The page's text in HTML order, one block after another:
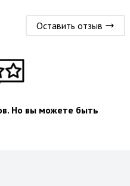
Оставить отзыв
Но вы можете быть